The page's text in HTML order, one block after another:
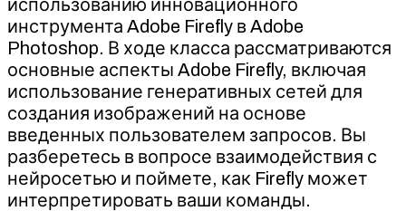
использованию инновационного
инструмента Adobe Firefly в Adobe
Photoshop. В ходе класса рассматриваются
основные аспекты Adobe Firefly, включая
использование генеративных сетей для
создания изображений на основе
введенных пользователем запросов. Вы
разберетесь в вопросе взаимодействия с
нейросетью и поймете, как Firefly может
интерпретировать ваши команды.